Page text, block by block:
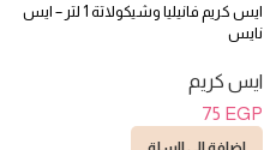
ايس كريم فانيليا وشيكولاتة 1 لتر – ايس
نايس
ايس كريم
75 EGP